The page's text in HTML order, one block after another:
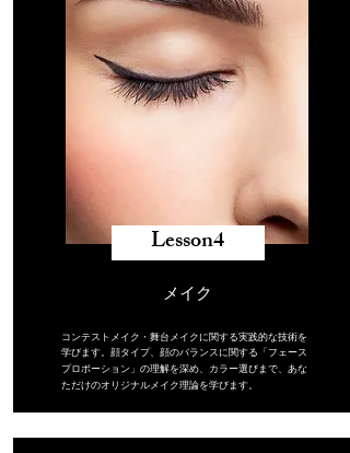
Lesson4
​メイク
コンテストメイク・舞台メイクに関する実践的な技術を
学びます。 顔タイプ、顔のバランスに関する「フェース
プロポーション」の理解を深め、カラー選びまで、あな
ただけのオリジナルメイク理論を学びます。